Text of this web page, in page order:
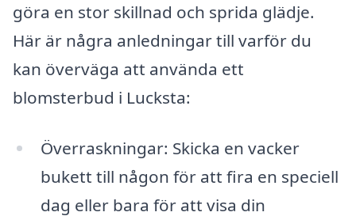
göra en stor skillnad och sprida glädje.
Här är några anledningar till varför du
kan överväga att använda ett
blomsterbud i Lucksta:
Överraskningar: Skicka en vacker
bukett till någon för att fira en speciell
dag eller bara för att visa din